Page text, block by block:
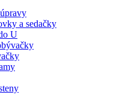
a sedačky
U